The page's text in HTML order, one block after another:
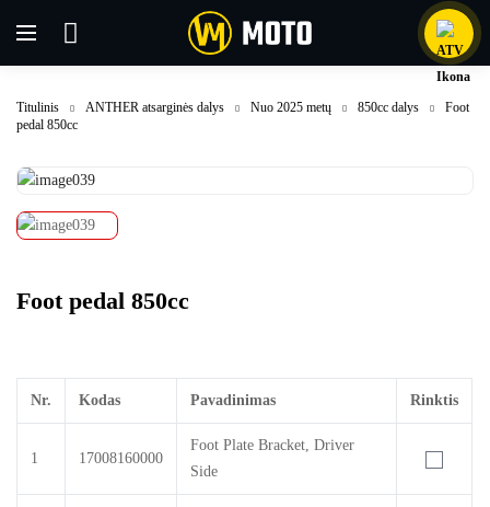
Titulinis ANTHER atsarginės dalys Nuo 2025 metų 850cc dalys
Foot
pedal 850cc
Foot pedal 850cc
Nr. Kodas Pavadinimas Rinktis
1 17008160000
Foot Plate Bracket, Driver
Side